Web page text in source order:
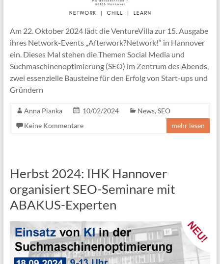
Am 22. Oktober 2024 lädt die VentureVilla zur 15. Ausgabe
ihres Network-Events „Afterwork?Network!“ in Hannover
ein. Dieses Mal stehen die Themen Social Media und
Suchmaschinenoptimierung (SEO) im Zentrum des Abends,
zwei essenzielle Bausteine für den Erfolg von Start-ups und
Gründern
Anna Pianka 10/02/2024 News, SEO
Keine Kommentare
mehr lesen
Herbst 2024: IHK Hannover
organisiert SEO-Seminare mit
ABAKUS-Experten